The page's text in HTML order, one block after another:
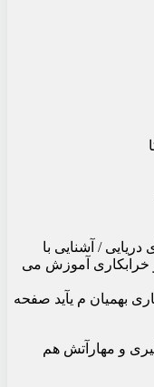
/ آشنایی با
خرابکاری آموزش می
بهمیان م یآید صفحه
و مهارآتش هم